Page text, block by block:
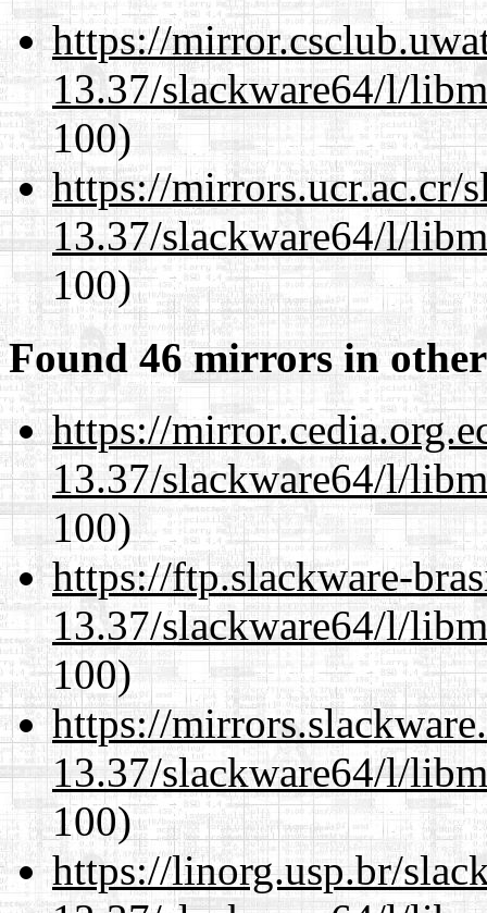
https://
13.37/slackware64/l/
100)
https://mirrors.ucr.ac.cr/
13.37/slackware64/l/
100)
Found 46 mirrors in
https://
13.37/slackware64/l/
100)
https://ftp.slackware-
13.37/slackware64/l/
100)
https://
13.37/slackware64/l/
100)
https://linorg.usp.br/